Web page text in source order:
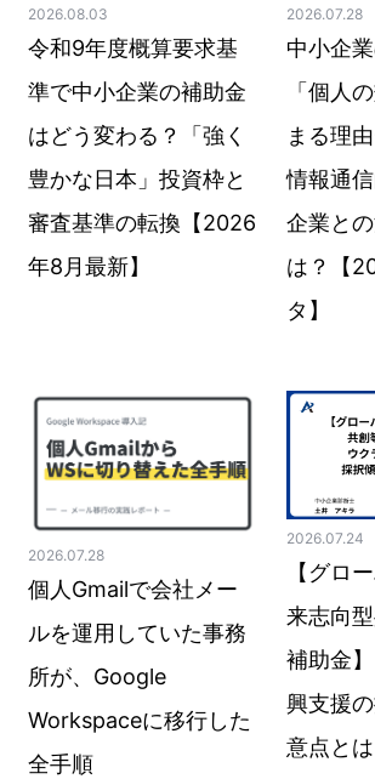
2026.08.03
令和9年度概算要求基
準で中小企業の補助金
はどう変わる？「強く
豊かな日本」投資枠と
審査基準の転換【2026
年8月最新】
2026.07.28
中小企
「個人
まる理
情報通
企業と
は？【
タ】
2026.07.28
個人Gmailで会社メー
ルを運用していた事務
所が、Google
Workspaceに移行した
全手順
2026.07.24
【グロ
来志向
補助金
興支援
意点とは